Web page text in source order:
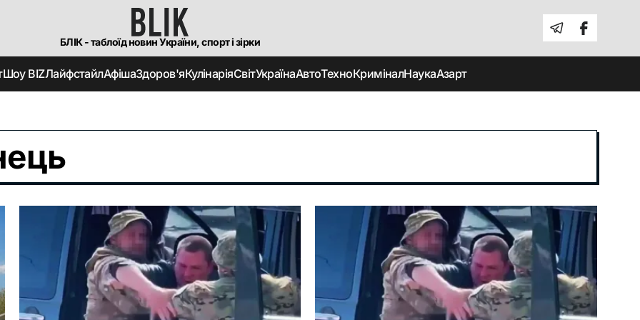
БЛІК - таблоїд новин України, спорт і зірки
Шоу BIZЛайфстайлАфішаЗдоров'яКулінаріяСвітУкраїнаАвтоТехноКриміналНаукаАзарт